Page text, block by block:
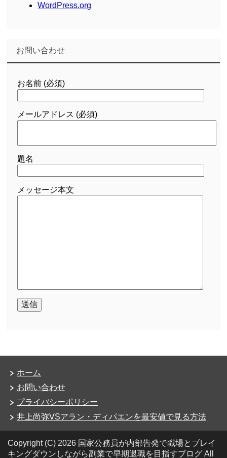
WordPress.org
お問い合わせ
お名前 (必須)
メールアドレス (必須)
題名
メッセージ本文
ホーム
お問い合わせ
プライバシーポリシー
井上尚弥VSアラン・ディパエンを最安値で見る方法
Copyright (C) 2026 国家公務員が内部告発で職場とブレイ
キングダウンしながら副業で早期退職を目指すブログ All